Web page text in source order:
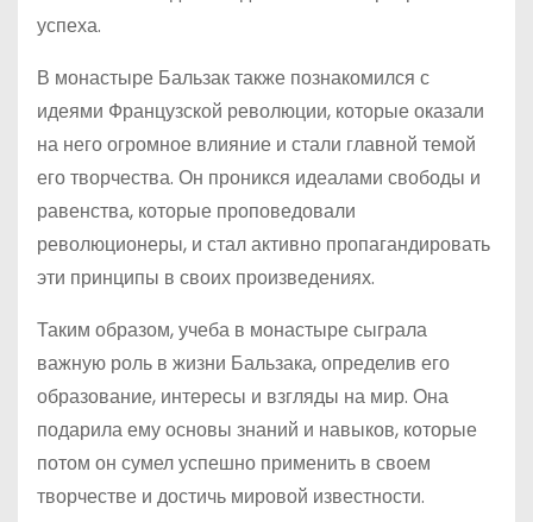
успеха.
В монастыре Бальзак также познакомился с
идеями Французской революции, которые оказали
на него огромное влияние и стали главной темой
его творчества. Он проникся идеалами свободы и
равенства, которые проповедовали
революционеры, и стал активно пропагандировать
эти принципы в своих произведениях.
Таким образом, учеба в монастыре сыграла
важную роль в жизни Бальзака, определив его
образование, интересы и взгляды на мир. Она
подарила ему основы знаний и навыков, которые
потом он сумел успешно применить в своем
творчестве и достичь мировой известности.